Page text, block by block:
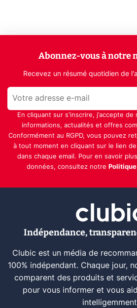
Abonnez-vous à notre
Recevez un résumé quotidien de
En cliquant sur s'inscrire, j’accepte de
informations, actualités et offres
Conformément au RGPD, vous pouvez
à tout moment en cliquant sur le lien
dans chaque email. Pour en savoir
données, consultez notre
Indépendance,
Clubic est un média de
100% indépendant. Chaque jour,
comparent des produits et
pour vous informer et vous